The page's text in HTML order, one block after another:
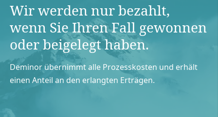
Wir werden nur bezahlt,
wenn Sie Ihren Fall gewonnen
oder beigelegt haben.
Deminor übernimmt alle Prozesskosten und erhält
einen Anteil an den erlangten Erträgen.